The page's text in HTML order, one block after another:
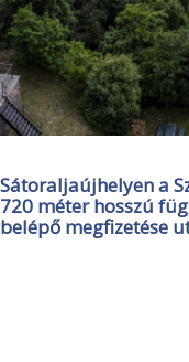
Sátoraljaújhelyen a
720 méter hosszú
belépő megfizetése